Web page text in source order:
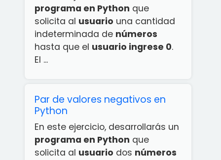
programa en Python que
solicita al usuario una cantidad
indeterminada de números
hasta que el usuario ingrese 0.
El ...
Par de valores negativos en
Python
En este ejercicio, desarrollarás un
programa en Python que
solicita al usuario dos números